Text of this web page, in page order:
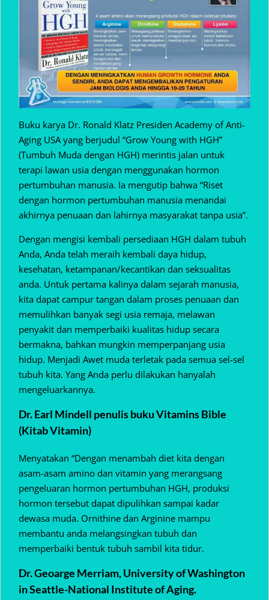
Buku karya Dr. Ronald Klatz Presiden Academy of Anti-
Aging USA yang berjudul “Grow Young with HGH”
(Tumbuh Muda dengan HGH) merintis jalan untuk
terapi lawan usia dengan menggunakan hormon
pertumbuhan manusia. Ia mengutip bahwa “Riset
dengan hormon pertumbuhan manusia menandai
akhirnya penuaan dan lahirnya masyarakat tanpa usia”.
Dengan mengisi kembali persediaan HGH dalam tubuh
Anda, Anda telah meraih kembali daya hidup,
kesehatan, ketampanan/kecantikan dan seksualitas
anda. Untuk pertama kalinya dalam sejarah manusia,
kita dapat campur tangan dalam proses penuaan dan
memulihkan banyak segi usia remaja, melawan
penyakit dan memperbaiki kualitas hidup secara
bermakna, bahkan mungkin memperpanjang usia
hidup. Menjadi Awet muda terletak pada semua sel-sel
tubuh kita. Yang Anda perlu dilakukan hanyalah
mengeluarkannya.
Dr. Earl Mindell penulis buku Vitamins Bible
(Kitab Vitamin)
Menyatakan “Dengan menambah diet kita dengan
asam-asam amino dan vitamin yang merangsang
pengeluaran hormon pertumbuhan HGH, produksi
hormon tersebut dapat dipulihkan sampai kadar
dewasa muda. Ornithine dan Arginine mampu
membantu anda melangsingkan tubuh dan
memperbaiki bentuk tubuh sambil kita tidur.
Dr. Geoarge Merriam, University of Washington
in Seattle-National Institute of Aging.